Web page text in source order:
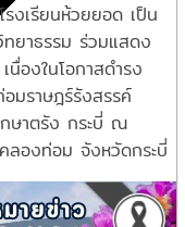
งเรียนห้วยยอด เป็น
ทยาธรรม ร่วมแสดง
องในโอกาสดำรง
มราษฎร์รังสรรค์
ษาตรัง กระบี่ ณ
ลองท่อม จังหวัดกระบี่